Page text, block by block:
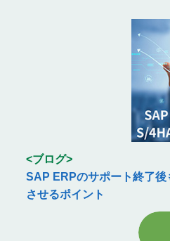
<ブログ>
SAP ERPのサポート終了
させるポイント